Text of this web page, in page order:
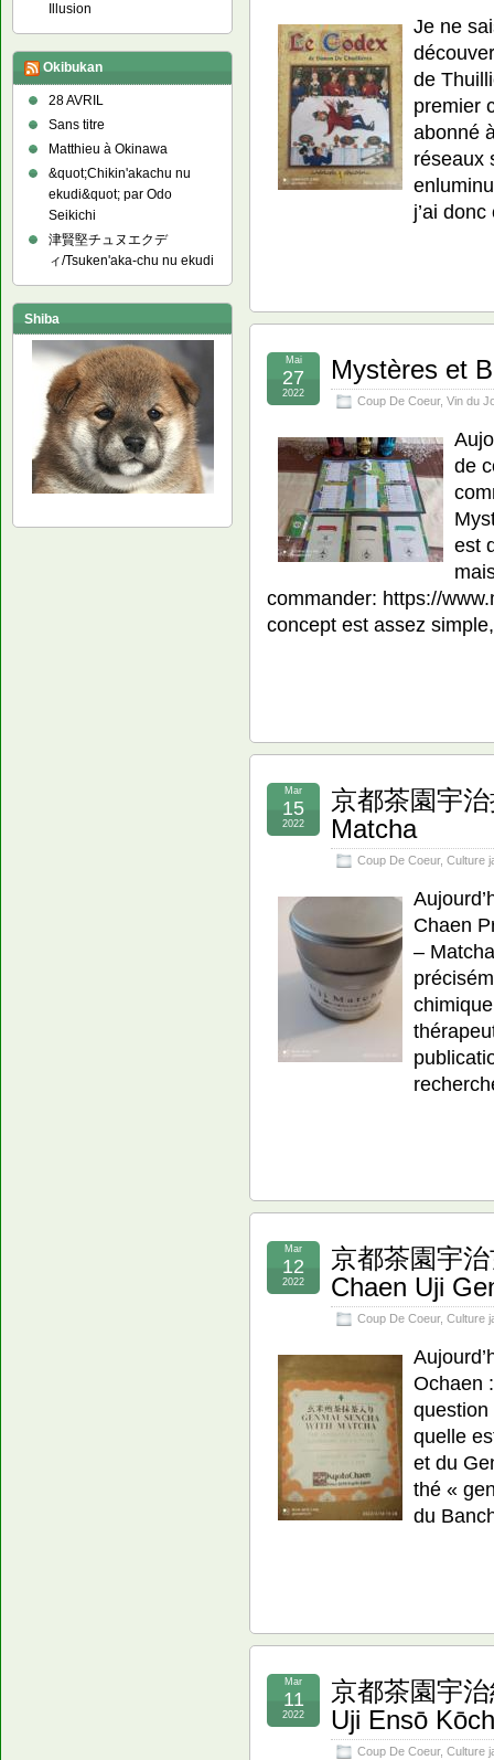
Je ne
de
premier
abonné
réseaux
j’ai
Mystères et
Coup De Coeur, Vin du
Mai
27
2022
de
est
commander: https://
concept est assez
京都茶園宇
Matcha
Coup De Coeur, Culture
Mar
15
2022
Chaen
–
京都茶園宇
Chaen Uji
Coup De Coeur, Culture
Mar
12
2022
Ochaen
question
quelle
et du
thé «
du
京都茶園宇
Uji Ensō
Coup De Coeur, Culture
Mar
11
2022
Illusion
Okibukan
28 AVRIL
Sans titre
Matthieu à Okinawa
&quot;Chikin'akachu nu
ekudi&quot; par Odo
Seikichi
津賢堅チュヌエクデ
ィ/Tsuken'aka-chu nu ekudi
Shiba